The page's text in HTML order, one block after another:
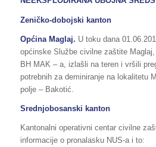
Zeničko-dobojski kanton
Općina Maglaj. U toku dana
općinske Službe civilne zaštite
BH MAK – a, izlašli na teren i vršili
potrebnih za deminiranje na lokalitetu
polje – Bakotić.
Srednjobosanski kanton
Kantonalni operativni centar civilne
informacije o pronalasku NUS-a i to: